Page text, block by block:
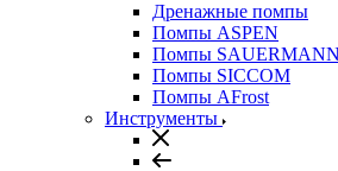
Дренажные помпы
Помпы ASPEN
Помпы SAUERMANN
Помпы SICCOM
Помпы AFrost
Инструменты